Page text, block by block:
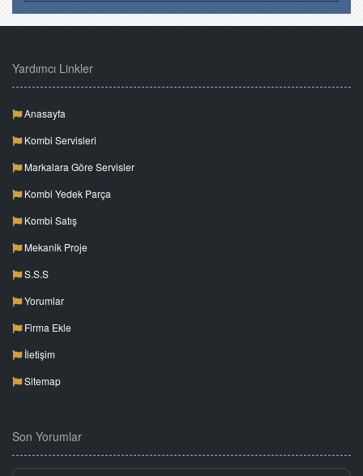
Yardımcı Linkler
Anasayfa
Kombi Servisleri
Markalara Göre Servisler
Kombi Yedek Parça
Kombi Satış
Mekanik Proje
S.S.S
Yorumlar
Firma Ekle
İletişim
Sitemap
Son Yorumlar